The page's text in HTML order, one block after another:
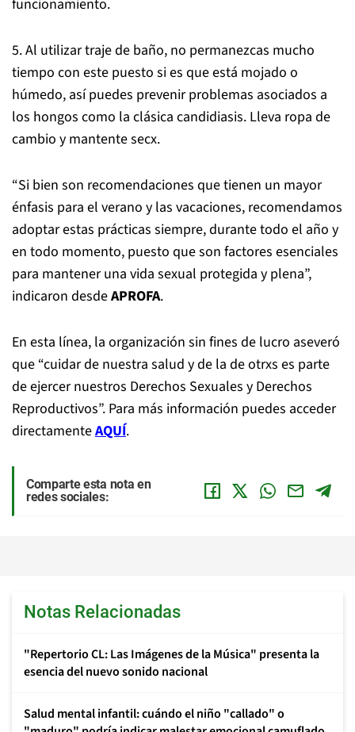
funcionamiento.
5. Al utilizar traje de baño, no permanezcas mucho
tiempo con este puesto si es que está mojado o
húmedo, así puedes prevenir problemas asociados a
los hongos como la clásica candidiasis. Lleva ropa de
cambio y mantente secx.
“Si bien son recomendaciones que tienen un mayor
énfasis para el verano y las vacaciones, recomendamos
adoptar estas prácticas siempre, durante todo el año y
en todo momento, puesto que son factores esenciales
para mantener una vida sexual protegida y plena”,
indicaron desdeAPROFA.
En esta línea, la organización sin fines de lucro aseveró
que “cuidar de nuestra salud y de la de otrxs es parte
de ejercer nuestros Derechos Sexuales y Derechos
Reproductivos”. Para más información puedes acceder
directamenteAQUÍ.
Comparte esta nota en
redes sociales:
Notas Relacionadas
"Repertorio CL: Las Imágenes de la Música" presenta la
esencia del nuevo sonido nacional
Salud mental infantil: cuándo el niño "callado" o